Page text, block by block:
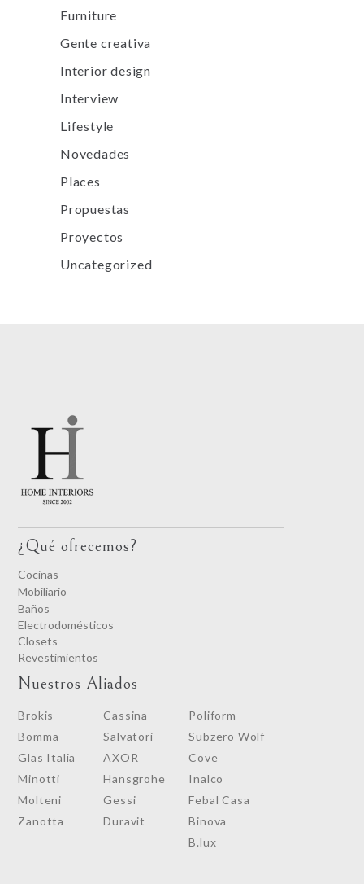
Furniture
Gente creativa
Interior design
Interview
Lifestyle
Novedades
Places
Propuestas
Proyectos
Uncategorized
¿Qué ofrecemos?
Cocinas
Mobiliario
Baños
Electrodomésticos
Closets
Revestimientos
Nuestros Aliados
Brokis
Bomma
Glas Italia
Minotti
Molteni
Zanotta
Cassina
Salvatori
AXOR
Hansgrohe
Gessi
Duravit
Poliform
Subzero Wolf
Cove
Inalco
Febal Casa
Binova
B.lux